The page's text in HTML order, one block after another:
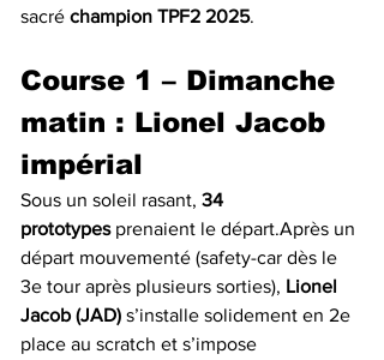
sacré champion TPF2 2025.
Course 1 – Dimanche
matin : Lionel Jacob
impérial
Sous un soleil rasant, 34
prototypes prenaient le départ.Après un
départ mouvementé (safety-car dès le
3e tour après plusieurs sorties), Lionel
Jacob (JAD) s’installe solidement en 2e
place au scratch et s’impose